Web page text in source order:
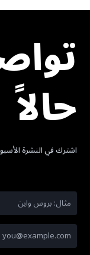
حالاً
اشترك في النشرة